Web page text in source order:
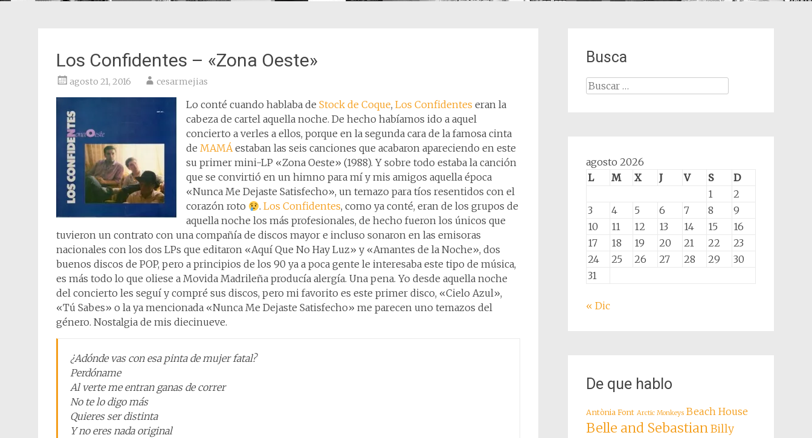
Los Confidentes – «Zona Oeste»
agosto 21, 2016 cesarmejias
Lo conté cuando hablaba de Stock de Coque, Los Confidentes eran la
cabeza de cartel aquella noche. De hecho habíamos ido a aquel
concierto a verles a ellos, porque en la segunda cara de la famosa cinta
de MAMÁestaban las seis canciones que acabaron apareciendo en este
su primer mini-LP «Zona Oeste» (1988). Y sobre todo estaba la canción
que se convirtió en un himno para mí y mis amigos aquella época
«Nunca Me Dejaste Satisfecho», un temazo para tíos resentidos con el
corazón roto
.Los Confidentes, como ya conté, eran de los grupos de
aquella noche los más profesionales, de hecho fueron los únicos que
tuvieron un contrato con una compañía de discos mayor e incluso sonaron en las emisoras
nacionales con los dos LPs que editaron «Aquí Que No Hay Luz» y «Amantes de la Noche», dos
buenos discos de POP, pero a principios de los 90 ya a poca gente le interesaba este tipo de música,
es más todo lo que oliese a Movida Madrileña producía alergía. Una pena. Yo desde aquella noche
del concierto les seguí y compré sus discos, pero mi favorito es este primer disco, «Cielo Azul»,
«Tú Sabes» o la ya mencionada «Nunca Me Dejaste Satisfecho» me parecen uno temazos del
género. Nostalgia de mis diecinueve.
¿Adónde vas con esa pinta de mujer fatal?
Perdóname
Al verte me entran ganas de correr
No te lo digo más
Quieres ser distinta
Y no eres nada original
Busca
Buscar:
agosto 2026
L
M X J V S
D
1
2
3
4 5 6 7 8
9
10
11 12 13 14 15
16
17
18 19 20 21 22
23
24
25 26 27 28 29
30
31
« Dic
De que hablo
Antònia Font Arctic Monkeys Beach House
Belle and SebastianBilly